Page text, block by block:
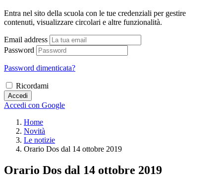
Entra nel sito della scuola con le tue credenziali per gestire
contenuti, visualizzare circolari e altre funzionalità.
Email address
Password
Password dimenticata?
Ricordami
Accedi
Accedi con Google
Home
Novità
Le notizie
Orario Dos dal 14 ottobre 2019
Orario Dos dal 14 ottobre 2019